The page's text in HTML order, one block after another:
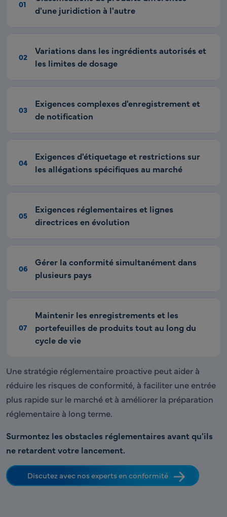
01
d'une juridiction à l'autre
02
Variations dans les ingrédients autorisés et
les limites de dosage
03
Exigences complexes d'enregistrement et
de notification
04
Exigences d'étiquetage et restrictions sur
les allégations spécifiques au marché
05
Exigences réglementaires et lignes
directrices en évolution
06
Gérer la conformité simultanément dans
plusieurs pays
07
Maintenir les enregistrements et les
portefeuilles de produits tout au long du
cycle de vie
Une stratégie réglementaire proactive peut aider à
réduire les risques de conformité, à faciliter une entrée
plus rapide sur le marché et à améliorer la préparation
réglementaire à long terme.
Surmontez les obstacles réglementaires avant qu'ils
ne retardent votre lancement.
Discutez avec nos experts en conformité